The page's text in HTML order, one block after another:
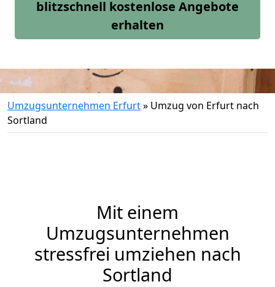
blitzschnell kostenlose Angebote
erhalten
Umzugsunternehmen Erfurt» Umzug von Erfurt nach
Sortland
Mit einem
Umzugsunternehmen
stressfrei umziehen nach
Sortland